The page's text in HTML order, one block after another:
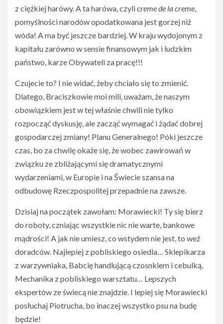
z ciężkiej harówy. A ta harówa, czylicreme de la creme,
pomyślności narodów opodatkowana jest gorzej niż
wóda! A ma być jeszcze bardziej. W kraju wydojonym z
kapitału zarówno w sensie finansowym jak i ludzkim
państwo, karze Obywateli za pracę!!!
Czujecie to? I nie widać, żeby chciało się to zmienić.
Dlatego, Braciszkowie moi mili, uważam, że naszym
obowiązkiem jest w tej właśnie chwili nie tylko
rozpocząć dyskusję, ale zacząć wymagać i żądać dobrej
gospodarczej zmiany! Planu Generalnego! Póki jeszcze
czas, bo za chwilę okaże się, że wobec zawirowań w
związku ze zbliżającymi się dramatycznymi
wydarzeniami, w Europie i na Świecie szansa na
odbudowę Rzeczpospolitej przepadnie na zawsze.
Dzisiaj na początek zawołam: Morawiecki! Ty się bierz
do roboty, czniając wszystkie nic nie warte, bankowe
mądrości! A jak nie umiesz, co wstydem nie jest, to weź
doradców. Najlepiej z pobliskiego osiedla… Sklepikarza
z warzywniaka, Babcię handlującą czosnkiem i cebulką,
Mechanika z pobliskiego warsztatu… Lepszych
ekspertów ze świecą nie znajdzie. I lepiej się Morawiecki
posłuchaj Piotrucha, bo inaczej wszystko psu na budę
będzie!